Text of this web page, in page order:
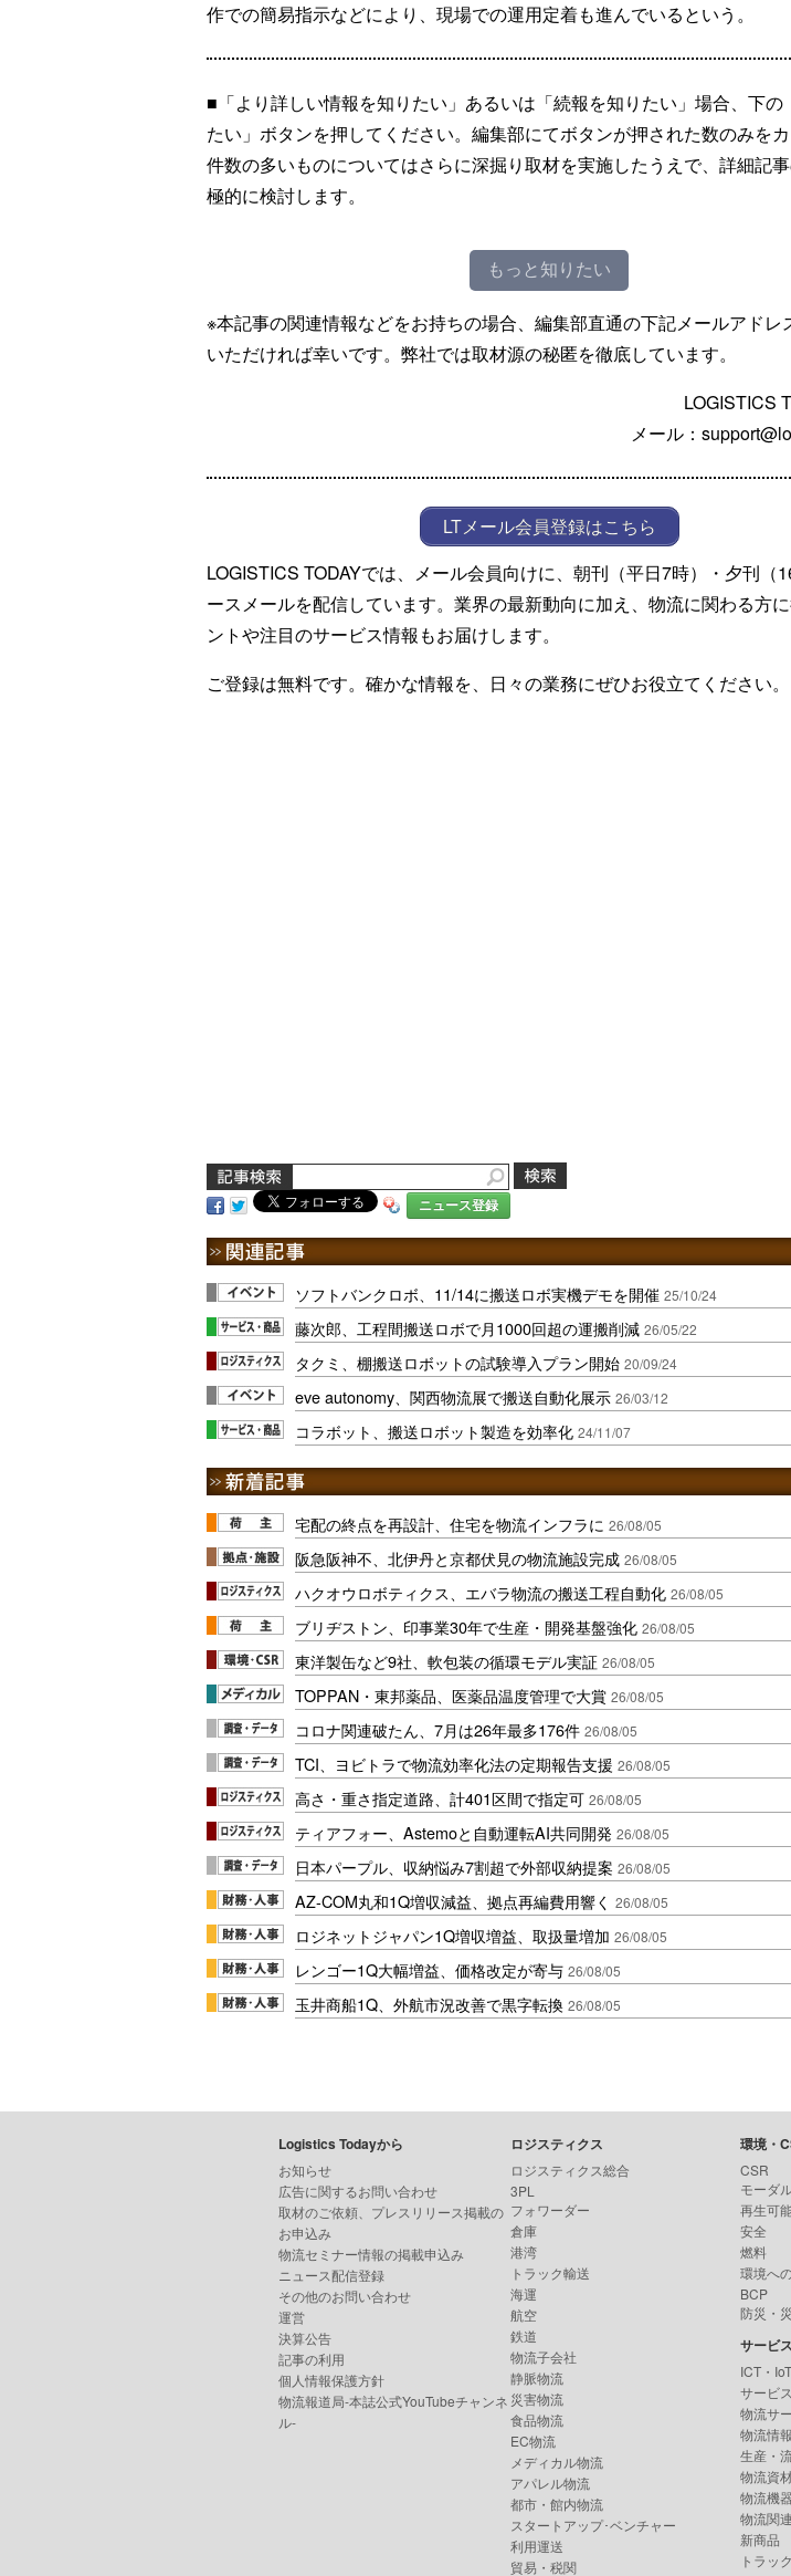
作での簡易指示などにより、現場での運用定着も進んでいるという。
■「より詳しい情報を知りたい」あるいは「続報を知りたい」場合、下の
たい」ボタンを押してください。編集部にてボタンが押された数のみをカ
件数の多いものについてはさらに深掘り取材を実施したうえで、詳細記
極的に検討します。
もっと知りたい
※本記事の関連情報などをお持ちの場合、編集部直通の下記メールアドレ
いただければ幸いです。弊社では取材源の秘匿を徹底しています。
LOGISTICS
メール：
LTメール会員登録はこちら
LOGISTICS TODAYでは、メール会員向けに、朝刊（平日7時）・夕刊（
ースメールを配信しています。業界の最新動向に加え、物流に関わる方
ントや注目のサービス情報もお届けします。
ご登録は無料です。確かな情報を、日々の業務にぜひお役立てください。
ニュース登録
ソフトバンクロボ、11/14に搬送ロボ実機デモを開催 25/10/24
藤次郎、工程間搬送ロボで月1000回超の運搬削減 26/05/22
タクミ、棚搬送ロボットの試験導入プラン開始 20/09/24
eve autonomy、関西物流展で搬送自動化展示 26/03/12
コラボット、搬送ロボット製造を効率化 24/11/07
宅配の終点を再設計、住宅を物流インフラに 26/08/05
阪急阪神不、北伊丹と京都伏見の物流施設完成 26/08/05
ハクオウロボティクス、エバラ物流の搬送工程自動化 26/08/05
ブリヂストン、印事業30年で生産・開発基盤強化 26/08/05
東洋製缶など9社、軟包装の循環モデル実証 26/08/05
TOPPAN・東邦薬品、医薬品温度管理で大賞 26/08/05
コロナ関連破たん、7月は26年最多176件 26/08/05
TCI、ヨビトラで物流効率化法の定期報告支援 26/08/05
高さ・重さ指定道路、計401区間で指定可 26/08/05
ティアフォー、Astemoと自動運転AI共同開発 26/08/05
日本パープル、収納悩み7割超で外部収納提案 26/08/05
AZ-COM丸和1Q増収減益、拠点再編費用響く 26/08/05
ロジネットジャパン1Q増収増益、取扱量増加 26/08/05
レンゴー1Q大幅増益、価格改定が寄与 26/08/05
玉井商船1Q、外航市況改善で黒字転換 26/08/05
Logistics Todayから
お知らせ
広告に関するお問い合わせ
取材のご依頼、プレスリリース掲載の
お申込み
物流セミナー情報の掲載申込み
ニュース配信登録
その他のお問い合わせ
運営
決算公告
記事の利用
個人情報保護方針
物流報道局-本誌公式YouTubeチャンネ
ル-
ロジスティクス
ロジスティクス総合
3PL
フォワーダー
倉庫
港湾
トラック輸送
海運
航空
鉄道
物流子会社
静脈物流
災害物流
食品物流
EC物流
メディカル物流
アパレル物流
都市・館内物流
スタートアップ･ベンチャー
利用運送
貿易・税関
環境・
CSR
モーダ
再生可
安全
燃料
環境へ
BCP
防災・
サービ
ICT・IoT
サービ
物流サ
物流情
生産・
物流資
物流機器
物流関
新商品
トラック